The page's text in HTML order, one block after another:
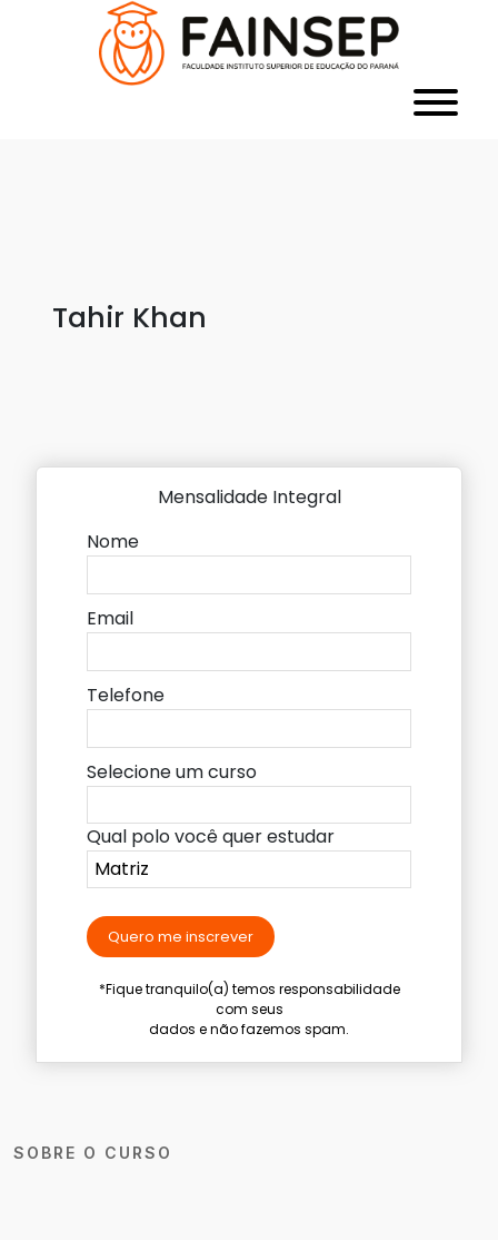
Tahir Khan
SOBRE O CURSO
Mensalidade Integral
Nome
Email
Telefone
Selecione um curso
Qual polo você quer estudar
Quero me inscrever
*Fique tranquilo(a) temos responsabilidade
com seus
dados e não fazemos spam.